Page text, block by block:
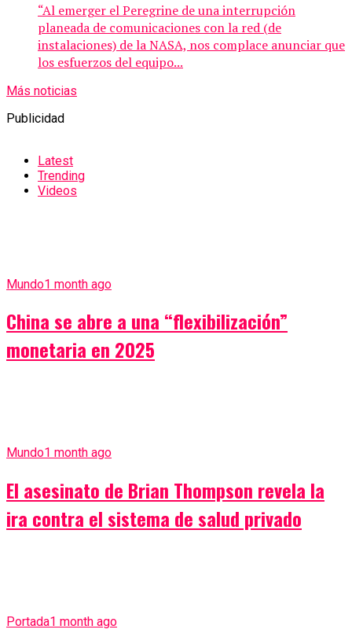
“Al emerger el Peregrine de una interrupción
planeada de comunicaciones con la red (de
instalaciones) de la NASA, nos complace anunciar que
los esfuerzos del equipo...
Más noticias
Publicidad
Latest
Trending
Videos
Mundo1 month ago
China se abre a una “flexibilización”
monetaria en 2025
Mundo1 month ago
El asesinato de Brian Thompson revela la
ira contra el sistema de salud privado
Portada1 month ago